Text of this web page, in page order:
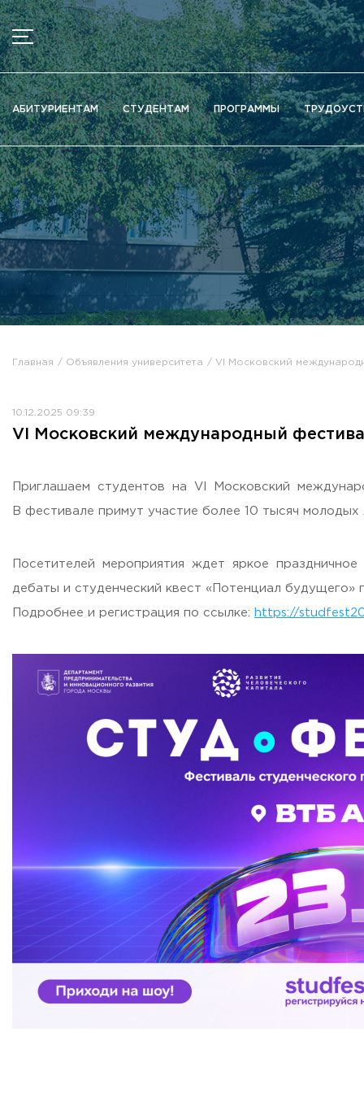
АБИТУРИЕНТАМ СТУДЕНТАМ ПРОГРАММЫ
МЕНЮ
Новости
Объявления
Документы
Сведения об образовательной организации
Официально о приёме
Научная деятельность
Высшие школы / Институты / Департаменты
Дополнительное образование
Федеральный ресурсный центр
Вакантные места для приема (перевода)
Жилищно-коммунальное хозяйство
Визово-регистрационное сопровождение иностранных
Партнерские проекты
Олимпиады
Фирменный стиль
XXX-я Международная научно-практическая
Бесплатная юридическая помощь
Филиал ФГБОУ ВО «РГУТИС» в г. Подольске
141221, Московская обл.,Городской округ Пушкинский, пгт.
+7 (495) 940 83 00
+7 (495) 940 83 58 - Приемная комиссия
E-MAIL
obrashenia@rguts.ru
priem@rguts.ru - Приемная комиссия
Главная Объявления университета VI Московский
10.12.2025 09:39
VI Московский международный
Приглашаем студентов на VI Московский
В фестивале примут участие более 10 тысяч
Посетителей мероприятия ждет яркое
дебаты и студенческий квест «Потенциал будущего»
Подробнее и регистрация по ссылке: https://